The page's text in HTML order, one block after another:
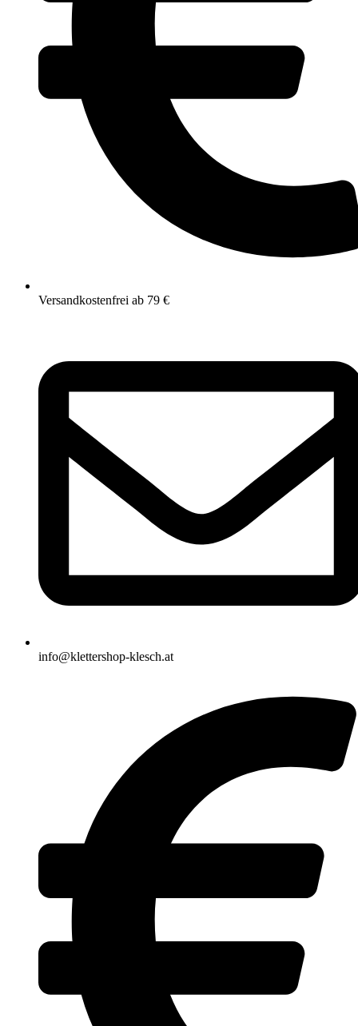
Versandkostenfrei ab 79 €
info@klettershop-klesch.at